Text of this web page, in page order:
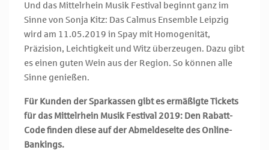
Und das Mittelrhein Musik Festival beginnt ganz im
Sinne von Sonja Kitz: Das Calmus Ensemble Leipzig
wird am 11.05.2019 in Spay mit Homogenität,
Präzision, Leichtigkeit und Witz überzeugen. Dazu gibt
es einen guten Wein aus der Region. So können alle
Sinne genießen.
Für Kunden der Sparkassen gibt es ermäßigte Tickets
für das Mittelrhein Musik Festival 2019: Den Rabatt-
Code finden diese auf der Abmeldeseite des Online-
Bankings.